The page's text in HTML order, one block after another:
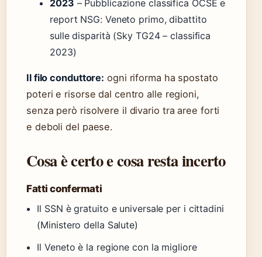
2023 – Pubblicazione classifica OCSE e
report NSG: Veneto primo, dibattito
sulle disparità (Sky TG24 – classifica
2023)
Il filo conduttore: ogni riforma ha spostato
poteri e risorse dal centro alle regioni,
senza però risolvere il divario tra aree forti
e deboli del paese.
Cosa è certo e cosa resta incerto
Fatti confermati
Il SSN è gratuito e universale per i cittadini
(Ministero della Salute)
Il Veneto è la regione con la migliore